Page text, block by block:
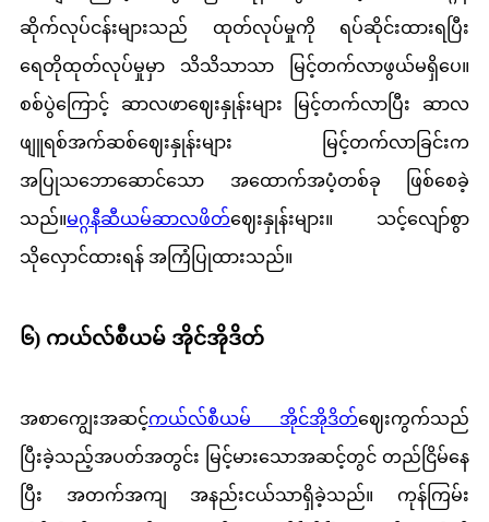
ဆိုက်လုပ်ငန်းများသည် ထုတ်လုပ်မှုကို ရပ်ဆိုင်းထားရပြီး
ရေတိုထုတ်လုပ်မှုမှာ သိသိသာသာ မြင့်တက်လာဖွယ်မရှိပေ။
စစ်ပွဲကြောင့် ဆာလဖာဈေးနှုန်းများ မြင့်တက်လာပြီး ဆာလ
ဖျူရစ်အက်ဆစ်ဈေးနှုန်းများ မြင့်တက်လာခြင်းက
အပြုသဘောဆောင်သော အထောက်အပံ့တစ်ခု ဖြစ်စေခဲ့
သည်။မဂ္ဂနီဆီယမ်ဆာလဖိတ်ဈေးနှုန်းများ။ သင့်လျော်စွာ
သိုလှောင်ထားရန် အကြံပြုထားသည်။
၆) ကယ်လ်စီယမ် အိုင်အိုဒိတ်
အစာကျွေးအဆင့်ကယ်လ်စီယမ် အိုင်အိုဒိတ်ဈေးကွက်သည်
ပြီးခဲ့သည့်အပတ်အတွင်း မြင့်မားသောအဆင့်တွင် တည်ငြိမ်နေ
ပြီး အတက်အကျ အနည်းငယ်သာရှိခဲ့သည်။ ကုန်ကြမ်း